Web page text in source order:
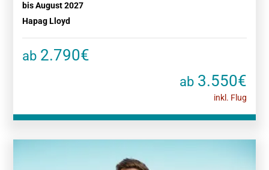
bis August 2027
Hapag Lloyd
ab 2.790€
ab3.550€
inkl. Flug